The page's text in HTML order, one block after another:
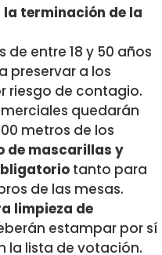
terminación de la
de entre 18 y 50 años
preservar a los
riesgo de contagio.
quedarán
metros de los
de mascarillas y
tanto para
de las mesas.
limpieza de
estampar por sí
la lista de votación.